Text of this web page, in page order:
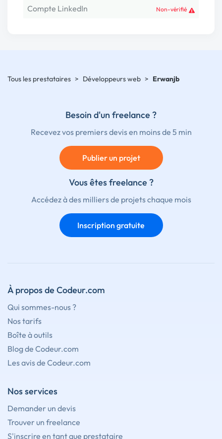
Compte LinkedIn Non-vérifié
Tous les prestataires > Développeurs web > Erwanjb
Besoin d'un freelance ?
Recevez vos premiers devis en moins de 5 min
Publier un projet
Vous êtes freelance ?
Accédez à des milliers de projets chaque mois
Inscription gratuite
À propos de Codeur.com
Qui sommes-nous ?
Nos tarifs
Boîte à outils
Blog de Codeur.com
Les avis de Codeur.com
Nos services
Demander un devis
Trouver un freelance
S'inscrire en tant que prestataire